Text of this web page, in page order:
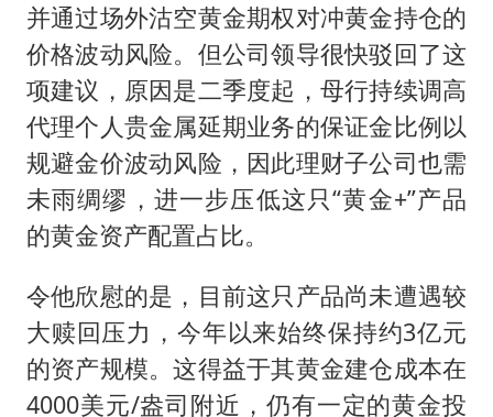
并通过场外沽空黄金期权对冲黄金持仓的
价格波动风险。但公司领导很快驳回了这
项建议，原因是二季度起，母行持续调高
代理个人贵金属延期业务的保证金比例以
规避金价波动风险，因此理财子公司也需
未雨绸缪，进一步压低这只“黄金+”产品
的黄金资产配置占比。
令他欣慰的是，目前这只产品尚未遭遇较
大赎回压力，今年以来始终保持约3亿元
的资产规模。这得益于其黄金建仓成本在
4000美元/盎司附近，仍有一定的黄金投